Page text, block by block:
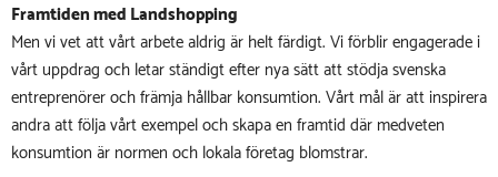
Framtiden med Landshopping
Men vi vet att vårt arbete aldrig är helt färdigt. Vi förblir engagerade i
vårt uppdrag och letar ständigt efter nya sätt att stödja svenska
entreprenörer och främja hållbar konsumtion. Vårt mål är att inspirera
andra att följa vårt exempel och skapa en framtid där medveten
konsumtion är normen och lokala företag blomstrar.